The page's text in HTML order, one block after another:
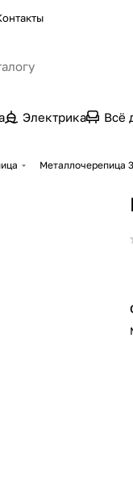
Электрика Всё
Металлочерепица